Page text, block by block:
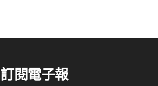
訂閱電子報